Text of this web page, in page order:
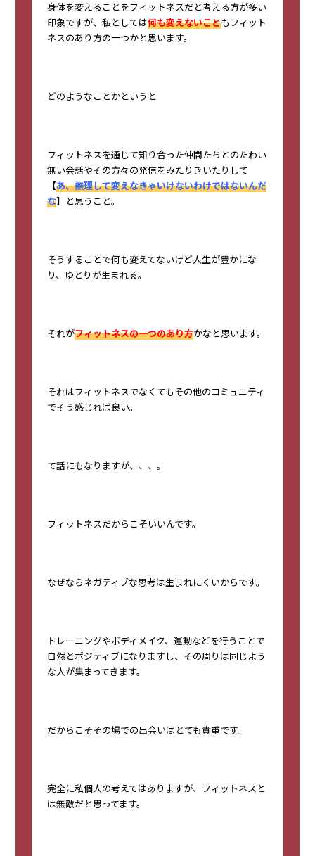
身体を変えることをフィットネスだと考える方が多い
印象ですが、私としては何も変えないこともフィット
ネスのあり方の一つかと思います。
どのようなことかというと
フィットネスを通じて知り合った仲間たちとのたわい
無い会話やその方々の発信をみたりきいたりして
【あ、無理して変えなきゃいけないわけではないんだ
な】と思うこと。
そうすることで何も変えてないけど人生が豊かにな
り、ゆとりが生まれる。
それがフィットネスの一つのあり方かなと思います。
それはフィットネスでなくてもその他のコミュニティ
でそう感じれば良い。
て話にもなりますが、、、。
フィットネスだからこそいいんです。
なぜならネガティブな思考は生まれにくいからです。
トレーニングやボディメイク、運動などを行うことで
自然とポジティブになりますし、その周りは同じよう
な人が集まってきます。
だからこそその場での出会いはとても貴重です。
完全に私個人の考えてはありますが、フィットネスと
は無敵だと思ってます。